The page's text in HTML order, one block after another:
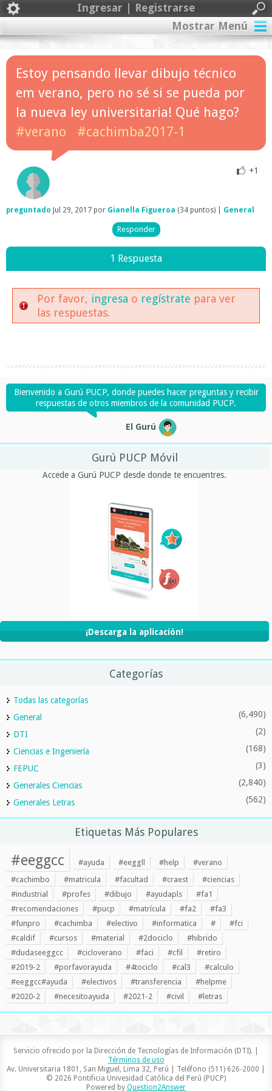
Ingresar | Registrarse
Mostrar Menú
Estoy pensando llevar dibujo técnico
em verano, pero no sé si se pueda por
la nueva ley universitaria! Qué hago?
#verano
#cachimba2017-1
+1
preguntado Jul 29, 2017 por Gianella Figueroa (34 puntos) General
1 Respuesta
Por favor, ingresa o regístrate para ver
las respuestas.
Bienvenido a Gurú PUCP, donde puedes hacer preguntas y recibir
respuestas de otros miembros de la comunidad PUCP.
El Gurú
Gurú PUCP Móvil
Accede a Gurú PUCP desde donde te encuentres.
¡Descarga la aplicación!
Categorías
Todas las categorías
General
(6,490)
DTI (2)
Ciencias e Ingeniería (168)
FEPUC (3)
Generales Ciencias (2,840)
Generales Letras (562)
Etiquetas Más Populares
#eeggcc #ayuda #eeggll #help
#verano
#cachimbo
#matricula #facultad #craest
#ciencias
#industrial
#profes #dibujo #ayudapls
#fa1
#recomendaciones
#pucp #matrícula #fa2
#fa3
#funpro
#cachimba #electivo #informatica #
#fci
#caldif
#cursos #material #2dociclo
#hibrido
#dudaseeggcc
#cicloverano #faci #cfil
#retiro
#2019-2
#porfavorayuda #4tociclo #cal3
#calculo
#eeggcc#ayuda
#electivos #transferencia
#helpme
#2020-2
#necesitoayuda #2021-2 #civil #letras
Servicio ofrecido por la Dirección de Tecnologías de Información (DTI). |
Términos de uso
Av. Universitaria 1801, San Miguel, Lima 32, Perú | Teléfono (511) 626-2000 |
© 2026 Pontificia Univesidad Católica del Perú (PUCP)
Powered by Question2Answer